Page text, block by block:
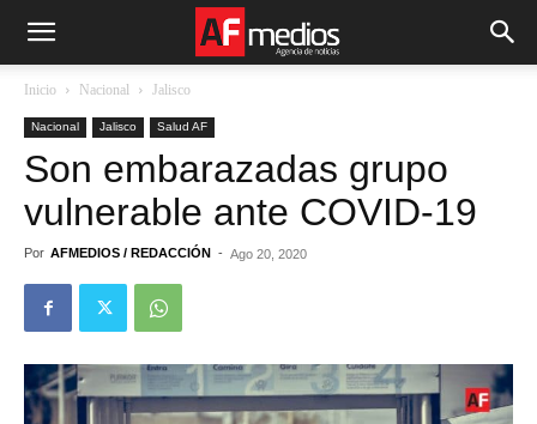
Inicio Nacional Jalisco
Nacional Jalisco Salud AF
Son embarazadas grupo
vulnerable ante COVID-19
Por AFMEDIOS / REDACCIÓN - Ago 20, 2020